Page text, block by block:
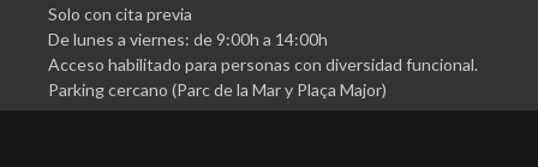
Solo con cita previa
De lunes a viernes: de 9:00h a 14:00h
Acceso habilitado para personas con diversidad funcional.
Parking cercano (Parc de la Mar y Plaça Major)